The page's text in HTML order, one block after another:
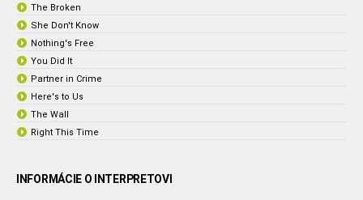
The Broken
She Don't Know
Nothing's Free
You Did It
Partner in Crime
Here's to Us
The Wall
Right This Time
INFORMÁCIE O INTERPRETOVI